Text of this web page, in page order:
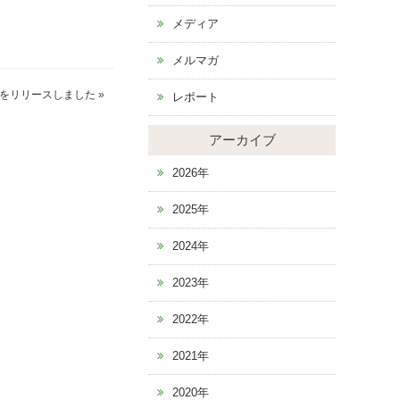
リリースしました »
メディア
メルマガ
レポート
アーカイブ
2026年
2025年
2024年
2023年
2022年
2021年
2020年